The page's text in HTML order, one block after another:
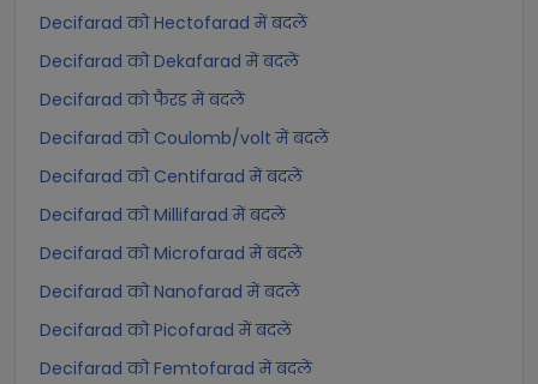
Decifarad को Hectofarad में बदलें
Decifarad को Dekafarad में बदलें
Decifarad को फैरड में बदलें
Decifarad को Coulomb/volt में बदलें
Decifarad को Centifarad में बदलें
Decifarad को Millifarad में बदलें
Decifarad को Microfarad में बदलें
Decifarad को Nanofarad में बदलें
Decifarad को Picofarad में बदलें
Decifarad को Femtofarad में बदलें